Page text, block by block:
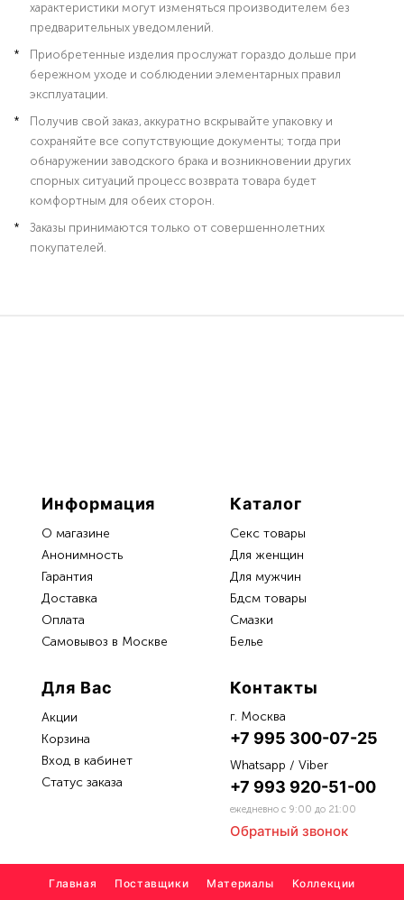
характеристики могут изменяться производителем без
предварительных уведомлений.
Приобретенные изделия прослужат гораздо дольше при
бережном уходе и соблюдении элементарных правил
эксплуатации.
Получив свой заказ, аккуратно вскрывайте упаковку и
сохраняйте все сопутствующие документы; тогда при
обнаружении заводского брака и возникновении других
спорных ситуаций процесс возврата товара будет
комфортным для обеих сторон.
Заказы принимаются только от совершеннолетних
покупателей.
Каталог
Секс товары
Для женщин
Для мужчин
Бдсм товары
Смазки
Белье
Информация
О магазине
Анонимность
Гарантия
Доставка
Oплата
Самовывоз в Москве
Для Вас
Акции
Корзина
Вход в кабинет
Статус заказа
Контакты
г. Москва
+7 995 300-07-25
+7 993 920-51-00
Whatsapp / Viber
ежедневно с 9:00 до 21:00
Обратный звонок
Главная Поставщики Материалы Коллекции